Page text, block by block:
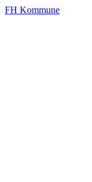
FH Kommune